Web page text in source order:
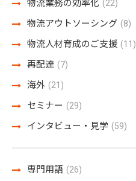
物流業務の効率化 (22)
物流アウトソーシング (8)
物流人材育成のご支援 (11)
再配達 (7)
海外 (21)
セミナー (29)
インタビュー・見学 (59)
専門用語 (26)